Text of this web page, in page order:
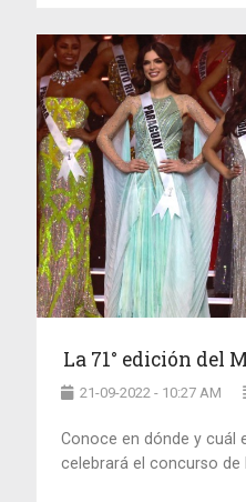
La 71° edición del
21-09-2022 - 10:27 AM
Conoce en dónde y cuál
celebrará el concurso de